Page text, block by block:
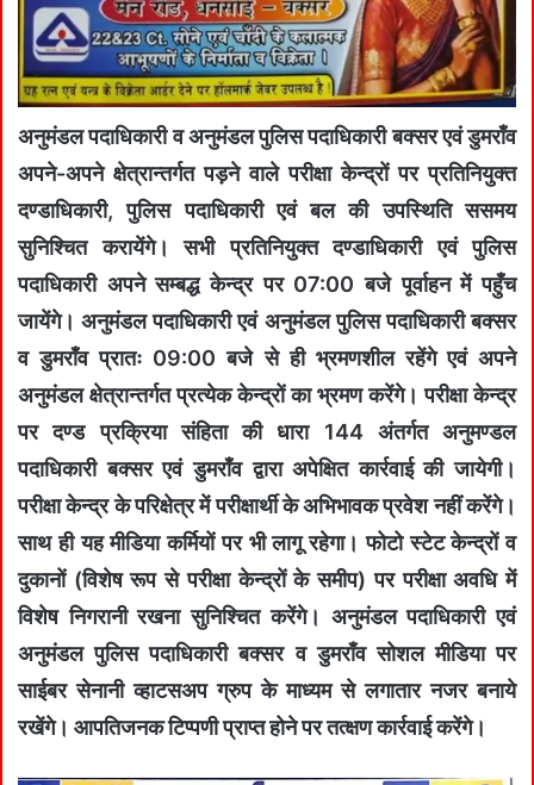
अनुमंडल पदाधिकारी व अनुमंडल पुलिस पदाधिकारी बक्सर एवं डुमराँव
अपने-अपने क्षेत्रान्तर्गत पड़ने वाले परीक्षा केन्द्रों पर प्रतिनियुक्त
दण्डाधिकारी, पुलिस पदाधिकारी एवं बल की उपस्थिति ससमय
सुनिश्चित करायेंगे। सभी प्रतिनियुक्त दण्डाधिकारी एवं पुलिस
पदाधिकारी अपने सम्बद्ध केन्द्र पर 07:00 बजे पूर्वाहन में पहुँच
जायेंगे। अनुमंडल पदाधिकारी एवं अनुमंडल पुलिस पदाधिकारी बक्सर
व डुमराँव प्रातः 09:00 बजे से ही भ्रमणशील रहेंगे एवं अपने
अनुमंडल क्षेत्रान्तर्गत प्रत्येक केन्द्रों का भ्रमण करेंगे। परीक्षा केन्द्र
पर दण्ड प्रक्रिया संहिता की धारा 144 अंतर्गत अनुमण्डल
पदाधिकारी बक्सर एवं डुमराँव द्वारा अपेक्षित कार्रवाई की जायेगी।
परीक्षा केन्द्र के परिक्षेत्र में परीक्षार्थी के अभिभावक प्रवेश नहीं करेंगे।
साथ ही यह मीडिया कर्मियों पर भी लागू रहेगा। फोटो स्टेट केन्द्रों व
दुकानों (विशेष रूप से परीक्षा केन्द्रों के समीप) पर परीक्षा अवधि में
विशेष निगरानी रखना सुनिश्चित करेंगे। अनुमंडल पदाधिकारी एवं
अनुमंडल पुलिस पदाधिकारी बक्सर व डुमराँव सोशल मीडिया पर
साईबर सेनानी व्हाटसअप ग्रुप के माध्यम से लगातार नजर बनाये
रखेंगे। आपतिजनक टिप्पणी प्राप्त होने पर तत्क्षण कार्रवाई करेंगे।